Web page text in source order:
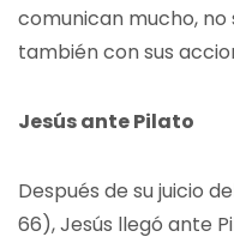
comunican mucho, no
también con
Jesús ante Pilato
Después de su juicio
66), Jesús llegó ante